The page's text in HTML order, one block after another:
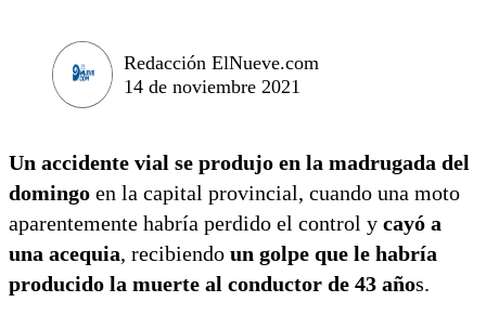
Redacción ElNueve.com
14 de noviembre 2021
Un accidente vial se produjo en la madrugada del
domingo en la capital provincial, cuando una moto
aparentemente habría perdido el control y cayó a
una acequia, recibiendo un golpe que le habría
producido la muerte al conductor de 43 años.